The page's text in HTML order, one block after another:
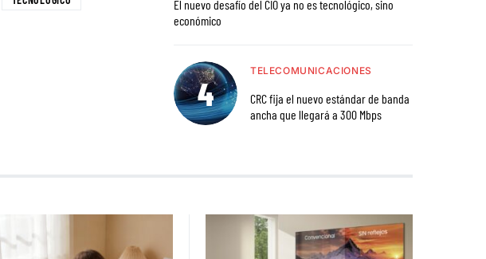
El nuevo desafío del CIO ya no es tecnológico, sino
económico
TELECOMUNICACIONES
CRC fija el nuevo estándar de banda
ancha que llegará a 300 Mbps